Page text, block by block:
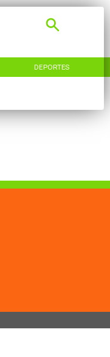
DEPORTES